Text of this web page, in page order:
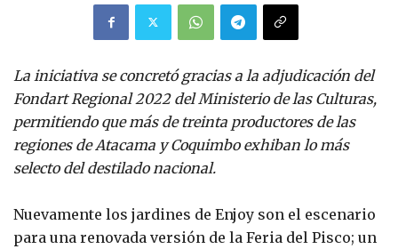
La iniciativa se concretó gracias a la adjudicación del
Fondart Regional 2022 del Ministerio de las Culturas,
permitiendo que más de treinta productores de las
regiones de Atacama y Coquimbo exhiban lo más
selecto del destilado nacional.
Nuevamente los jardines de Enjoy son el escenario
para una renovada versión de la Feria del Pisco; un